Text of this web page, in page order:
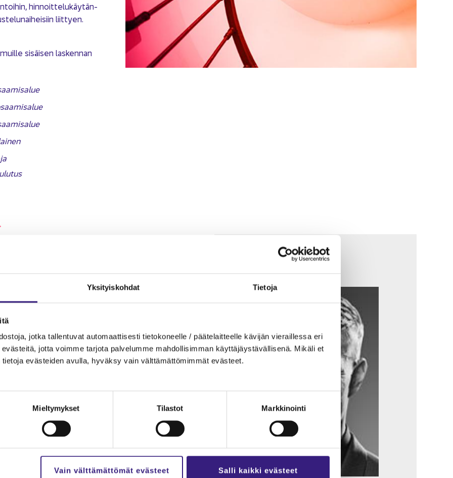
Yk­si­tyis­koh­dat Tie­to­ja
jotka tal­len­tu­vat au­to­maat­ti­ses­ti tie­to­ko­neel­le / pää­te­lait­teel­le kä­vi­jän vie­rail­les­sa eri
jotta voim­me tar­jo­ta pal­ve­lum­me mah­dol­li­sim­man käyt­tä­jäys­tä­väl­li­se­nä. Mi­kä­li et
eväs­tei­den avul­la, hy­väk­sy vain vält­tä­mät­tö­mim­mät eväs­teet.
Mieltymykset Tilastot Markkinointi
Vain välttämättömät evästeet Salli kaikki evästeet
hin­noit­te­lu­käy­tän­
liit­tyen.
si­säi­sen las­ken­nan
Pä­te­vyys­hin­ta
läh­tö­koh­dat
Kou­lut­ta­jat: